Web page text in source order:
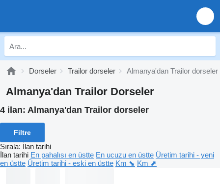
Dorseler Trailor dorseler Almanya'dan Trailor dorseler
Almanya'dan Trailor Dorseler
4 ilan: Almanya'dan Trailor dorseler
Filtre
Sırala: İlan tarihi
İlan tarihi En pahalısı en üstte En ucuzu en üstte Üretim tarihi - yeni
en üstte Üretim tarihi - eski en üstte Km ⬊ Km ⬈